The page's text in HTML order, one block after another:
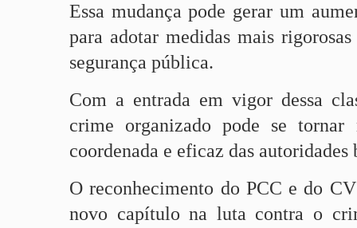
Essa mudança pode gerar um
para adotar medidas mais
segurança pública.
Com a entrada em vigor dessa
crime organizado pode se tornar
coordenada e eficaz das
O reconhecimento do PCC e do
novo capítulo na luta contra o